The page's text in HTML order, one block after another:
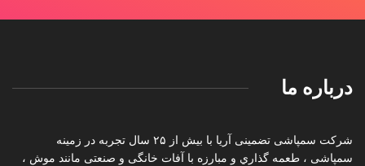
درباره ما
شرکت سمپاشی تضمینی آریا با بیش از ۲۵ سال تجربه در زمینه
سمپاشی ، طعمه گذاري و مبارزه با آفات خانگی و صنعتی مانند موش ،